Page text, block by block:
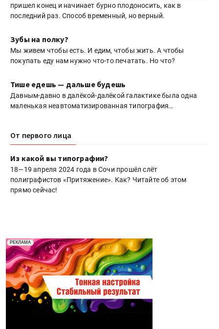
пришел конец и начинает бурно плодоносить, как в
последний раз. Способ временный, но верный.
Зубы на полку?
Мы живем чтобы есть. И едим, чтобы жить. А чтобы
покупать еду нам нужно что-то печатать. Но что?
Тише едешь — дальше будешь
Давным-давно в далёкой-далёкой галактике была одна
маленькая неавтоматизированная типография…
От первого лица
Из какой вы типографии?
18—19 апреля 2024 года в Сочи прошёл слёт
полиграфистов «Притяжение». Как? Читайте об этом
прямо сейчас!
РЕКЛАМА
Реклама. Рекламодатель ООО "Передовые Системы
Печати" erid: 2SDnjd2d4Qz